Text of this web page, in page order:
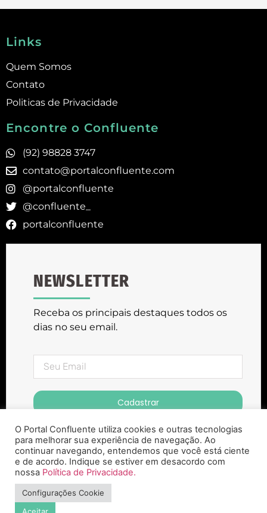
Links
Quem Somos
Contato
Politicas de Privacidade
Encontre o Confluente
(92) 98828 3747
contato@portalconfluente.com
@portalconfluente
@confluente_
portalconfluente
NEWSLETTER
Receba os principais destaques todos os
dias no seu email.
Cadastrar
Portal Confluente ® Copyright 2023. Todos
os Direitos Reservados
O Portal Confluente utiliza cookies e outras tecnologias
para melhorar sua experiência de navegação. Ao
continuar navegando, entendemos que você está ciente
e de acordo. Indique se estiver em desacordo com
nossa Política de Privacidade.
Configurações Cookie